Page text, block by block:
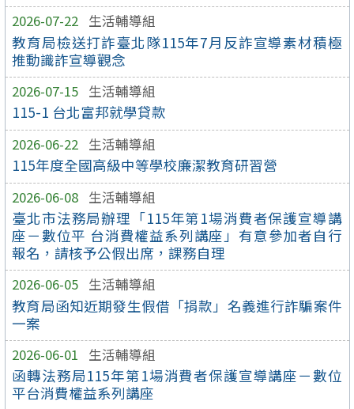
2026-07-22 生活輔導組
教育局檢送打詐臺北隊115年7月反詐宣導素材積極
推動識詐宣導觀念
2026-07-15 生活輔導組
115-1 台北富邦就學貸款
2026-06-22 生活輔導組
115年度全國高級中等學校廉潔教育研習營
2026-06-08 生活輔導組
臺北市法務局辦理「115年第1場消費者保護宣導講
座－數位平 台消費權益系列講座」有意參加者自行
報名，請核予公假出席，課務自理
2026-06-05 生活輔導組
教育局函知近期發生假借「捐款」名義進行詐騙案件
一案
2026-06-01 生活輔導組
函轉法務局115年第1場消費者保護宣導講座－數位
平台消費權益系列講座